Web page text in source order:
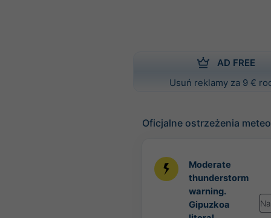
AD FREE
Usuń reklamy za 9 €
Oficjalne ostrzeżenia
Moderate
thunderstorm
warning.
Gipuzkoa